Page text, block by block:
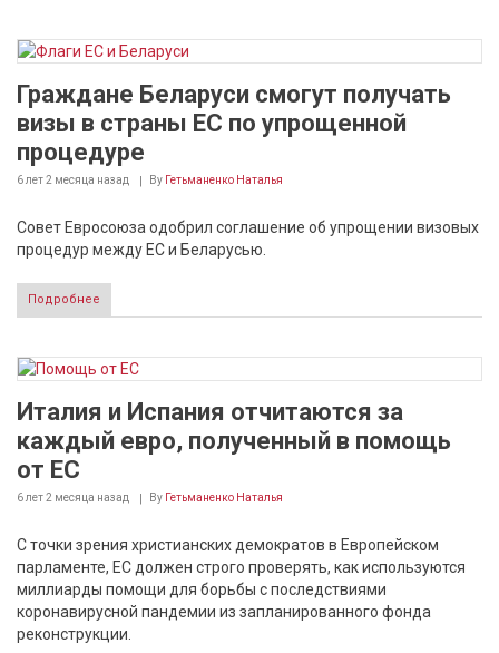
Граждане Беларуси смогут получать
визы в страны ЕС по упрощенной
процедуре
6 лет 2 месяца назад By Гетьманенко Наталья
Совет Евросоюза одобрил соглашение об упрощении визовых
процедур между ЕС и Беларусью.
Подробнее
Италия и Испания отчитаются за
каждый евро, полученный в помощь
от ЕС
6 лет 2 месяца назад By Гетьманенко Наталья
С точки зрения христианских демократов в Европейском
парламенте, ЕС должен строго проверять, как используются
миллиарды помощи для борьбы с последствиями
коронавирусной пандемии из запланированного фонда
реконструкции.